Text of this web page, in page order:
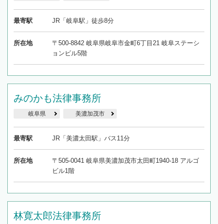
最寄駅 JR「岐阜駅」徒歩8分
所在地
〒500-8842 岐阜県岐阜市金町6丁目21 岐阜ステーシ
ョンビル5階
みのかも法律事務所
岐阜県 美濃加茂市
最寄駅 JR「美濃太田駅」バス11分
所在地
〒505-0041 岐阜県美濃加茂市太田町1940-18 アルゴ
ビル1階
林寛太郎法律事務所